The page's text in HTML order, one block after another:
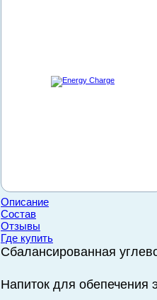
Описание
Состав
Отзывы
Где купить
Сбалансированная
Напиток для обепечения